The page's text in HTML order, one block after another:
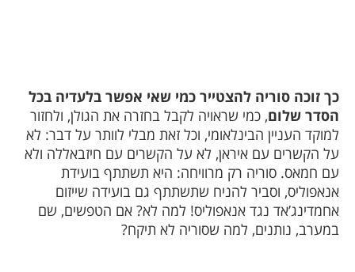
כך זוכה סוריה להצטייר כמי שאי אפשר בלעדיה בכל
הסדר שלום, כמי שראויה לקבל בחזרה את הגולן, ולחזור
למוקד העניין הבינלאומי, וכל זאת מבלי לוותר על דבר: לא
על הקשרים עם איראן, לא על הקשרים עם חיזבאללה ולא
עם חמאס. סוריה רק מרוויחה: היא תשתתף בועידת
אנאפוליס, וסביר להניח שתשתתף גם בועידה שייזום
אחמדינג’אד נגד אנאפוליס! למה לא? אם הטפשים, שם
במערב, נותנים, למה שסוריה לא תיקח?